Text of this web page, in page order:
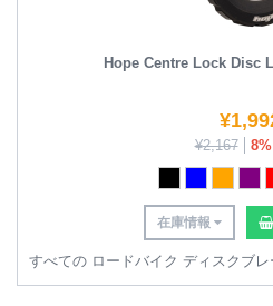
Hope Centre Lock Disc
¥
¥2,167
在庫情報